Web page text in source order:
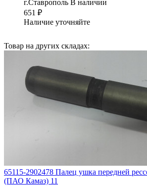
г.Ставрополь В наличии
651 ₽
Наличие уточняйте
Товар на других складах:
65115-2902478 Палец ушка передней
(ПАО Камаз) 11